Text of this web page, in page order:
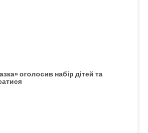
оголосив набір дітей та